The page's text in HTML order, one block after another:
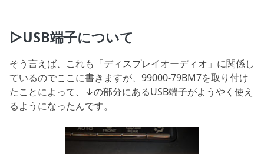
▷USB端子について
そう言えば、これも「ディスプレイオーディオ」に関係し
ているのでここに書きますが、99000-79BM7を取り付け
たことによって、↓の部分にあるUSB端子がようやく使え
るようになったんです。